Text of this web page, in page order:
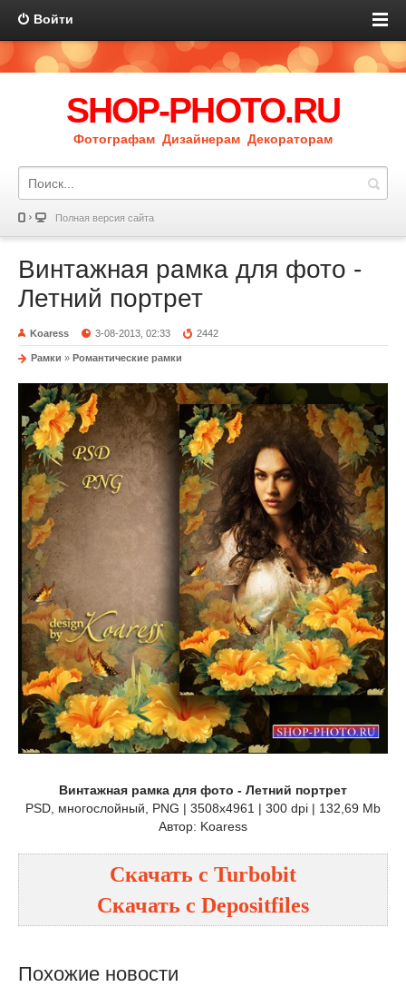
Войти
SHOP-PHOTO.RU
Фотографам Дизайнерам Декораторам
Полная версия сайта
Винтажная рамка для фото -
Летний портрет
Koaress 3-08-2013, 02:33 2442
Рамки » Романтические рамки
Винтажная рамка для фото - Летний портрет
PSD, многослойный, PNG | 3508x4961 | 300 dpi | 132,69 Mb
Автор: Koaress
Скачать с Turbobit
Скачать с Depositfiles
Похожие новости